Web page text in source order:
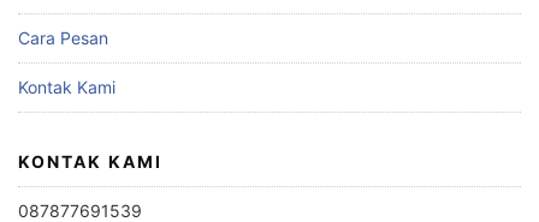
Cara Pesan
Kontak Kami
KONTAK KAMI
087877691539